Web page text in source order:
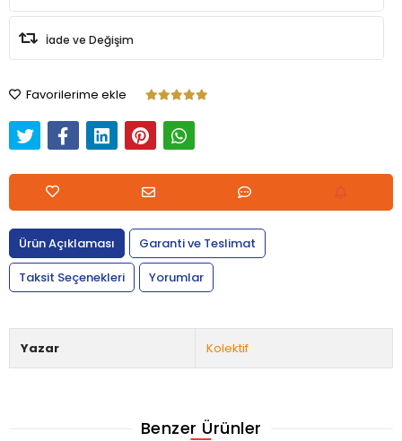
İade ve Değişim
Favorilerime ekle
Ürün Açıklaması
Garanti ve Teslimat
Taksit Seçenekleri
Yorumlar
Yazar Kolektif
Benzer Ürünler